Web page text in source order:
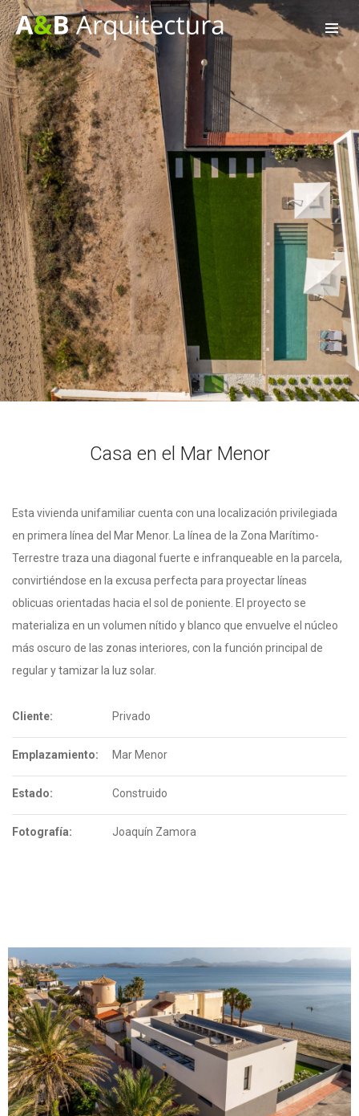
Casa en el Mar Menor
Esta vivienda unifamiliar cuenta con una localización privilegiada
en primera línea del Mar Menor. La línea de la Zona Marítimo-
Terrestre traza una diagonal fuerte e infranqueable en la parcela,
convirtiéndose en la excusa perfecta para proyectar líneas
oblicuas orientadas hacia el sol de poniente. El proyecto se
materializa en un volumen nítido y blanco que envuelve el núcleo
más oscuro de las zonas interiores, con la función principal de
regular y tamizar la luz solar.
Cliente: Privado
Emplazamiento: Mar Menor
Estado: Construido
Fotografía: Joaquín Zamora